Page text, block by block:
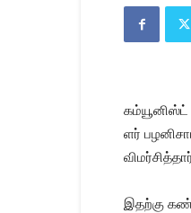
கம்​யூனிஸ்ட்
ளர்
இதற்கு